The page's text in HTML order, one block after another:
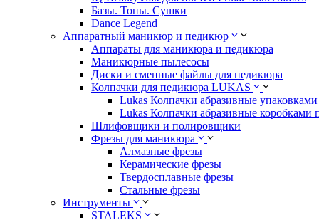
Базы. Топы. Сушки
Dance Legend
Аппаратный маникюр и педикюр
Аппараты для маникюра и педикюра
Маникюрные пылесосы
Диски и сменные файлы для педикюра
Колпачки для педикюра LUKAS
Lukas Колпачки абразивные
Lukas Колпачки абразивные коробками
Шлифовщики и полировщики
Фрезы для маникюра
Алмазные фрезы
Керамические фрезы
Твердосплавные фрезы
Стальные фрезы
Инструменты
STALEKS